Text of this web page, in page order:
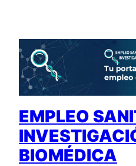
contenido
EMPLEO
BIOMÉDICA